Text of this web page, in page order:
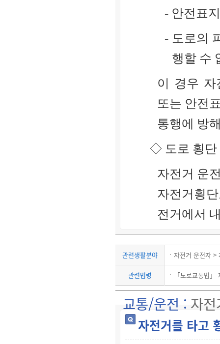
- 안전표
- 도로의
행할 수
이 경우 자
또는 안전
통행에 방
◇ 도로 횡단
자전거 운
자전거횡
전거에서
관련생활분야 자전거 운전자 >
관련법령 「도로교통법」
교통/운전 : 자
자전거를 타고